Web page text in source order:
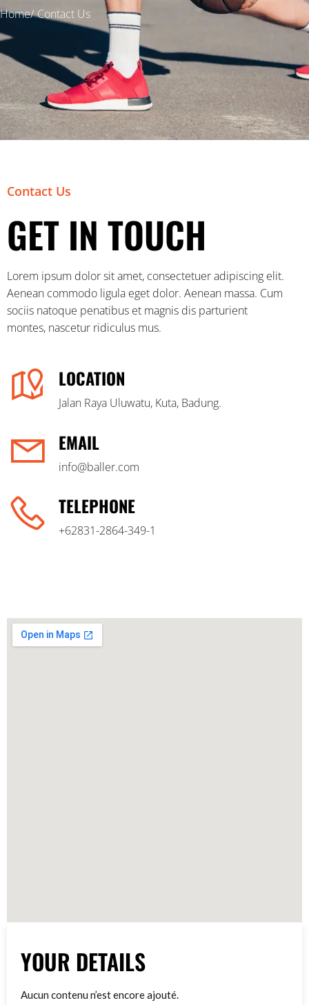
Home/ Contact Us
Contact Us
GET IN TOUCH
Lorem ipsum dolor sit amet, consectetuer adipiscing elit.
Aenean commodo ligula eget dolor. Aenean massa. Cum
sociis natoque penatibus et magnis dis parturient
montes, nascetur ridiculus mus.
LOCATION
Jalan Raya Uluwatu, Kuta, Badung.
EMAIL
info@baller.com
TELEPHONE
+62831-2864-349-1
YOUR DETAILS
Aucun contenu n’est encore ajouté.